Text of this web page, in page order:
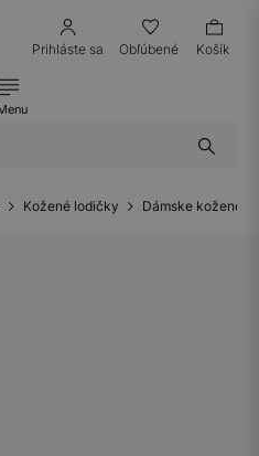
Prihláste sa Obľúbené Košík
Kožené lodičky Dámske kožené